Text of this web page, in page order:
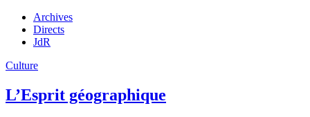
Archives
Directs
JdR
Culture
L’Esprit géographique